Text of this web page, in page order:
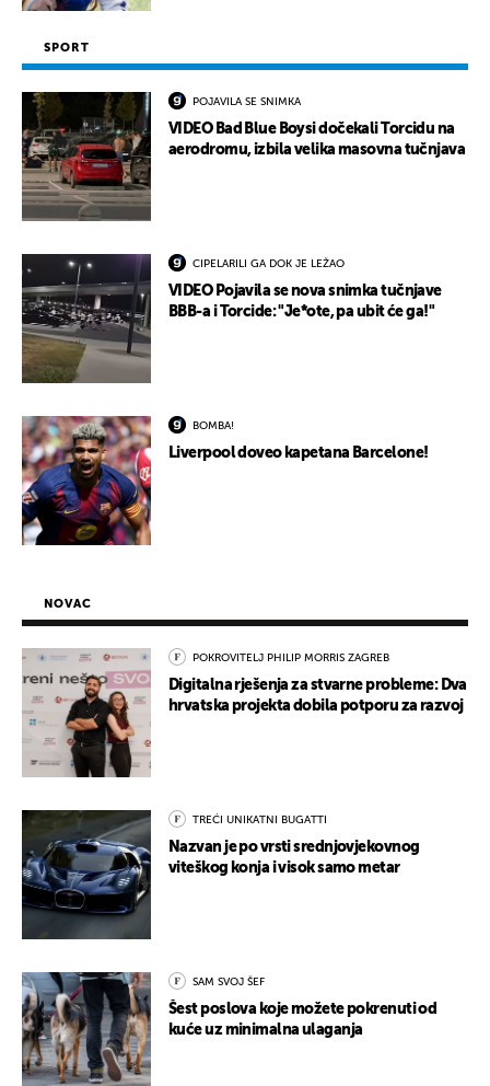
SPORT
POJAVILA SE SNIMKA
VIDEO Bad Blue Boysi dočekali Torcidu na
aerodromu, izbila velika masovna tučnjava
CIPELARILI GA DOK JE LEŽAO
VIDEO Pojavila se nova snimka tučnjave
BBB-a i Torcide: "Je*ote, pa ubit će ga!"
BOMBA!
Liverpool doveo kapetana Barcelone!
NOVAC
POKROVITELJ PHILIP MORRIS ZAGREB
Digitalna rješenja za stvarne probleme: Dva
hrvatska projekta dobila potporu za razvoj
TREĆI UNIKATNI BUGATTI
Nazvan je po vrsti srednjovjekovnog
viteškog konja i visok samo metar
SAM SVOJ ŠEF
Šest poslova koje možete pokrenuti od
kuće uz minimalna ulaganja